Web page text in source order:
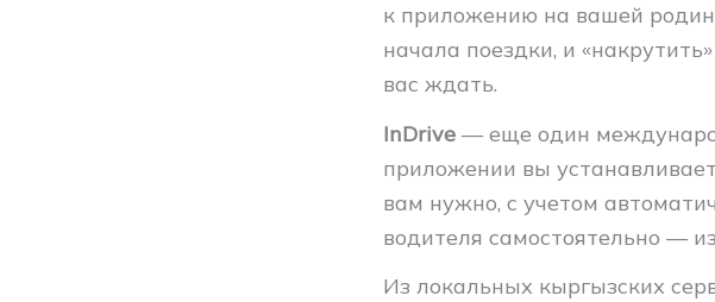
к приложению на вашей
начала поездки, и
вас ждать.
InDrive — еще один
приложении вы
вам нужно, с учетом
водителя самостоятельно —
Из локальных кыргызских